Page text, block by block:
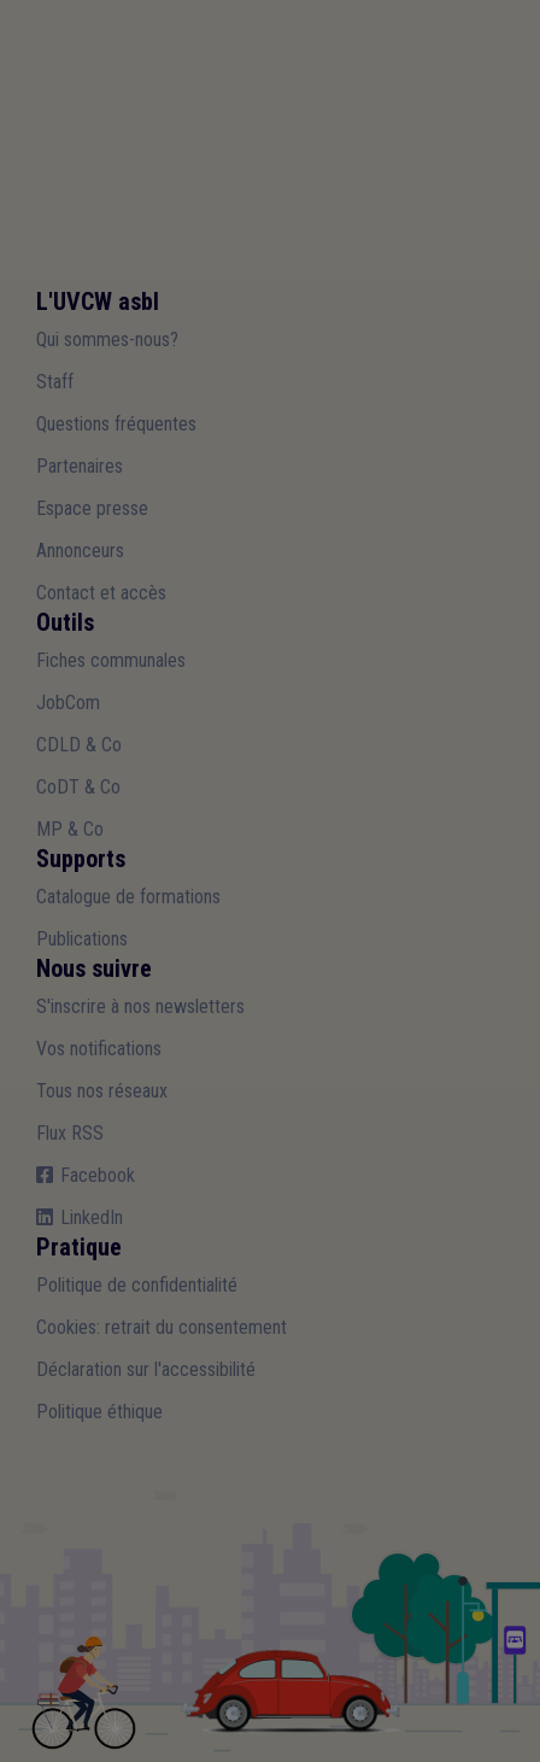
L'UVCW asbl
Qui sommes-nous?
Staff
Questions fréquentes
Partenaires
Espace presse
Annonceurs
Contact et accès
Outils
Fiches communales
JobCom
CDLD & Co
CoDT & Co
MP & Co
Supports
Catalogue de formations
Publications
Nous suivre
S'inscrire à nos newsletters
Vos notifications
Tous nos réseaux
Flux RSS
Facebook
LinkedIn
Pratique
Politique de confidentialité
Cookies: retrait du consentement
Déclaration sur l'accessibilité
Politique éthique